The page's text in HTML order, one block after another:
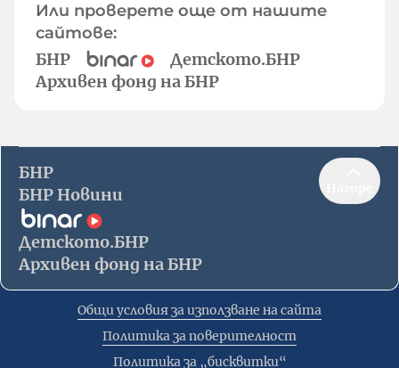
Или проверете още от нашите
сайтове:
БНР
Детското.БНР
Архивен фонд на БНР
БНР
БНР Новини
Детското.БНР
Архивен фонд на БНР
Общи условия за използване на сайта
Политика за поверителност
Политика за „бисквитки“